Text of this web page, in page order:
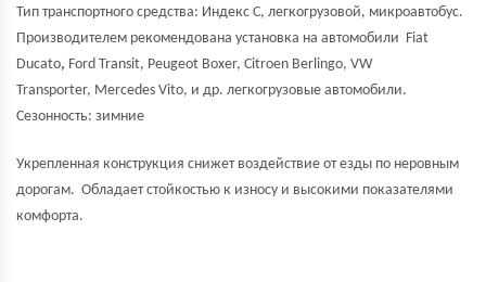
Тип транспортного средства: Индекс С, легкогрузовой, микроавтобус.
Производителем рекомендована установка на автомобили Fiat
Ducato, Ford Transit, Peugeot Boxer, Citroen Berlingo, VW
Transporter, Mercedes Vito, и др. легкогрузовые автомобили.
Сезонность: зимние
Укрепленная конструкция снижет воздействие от езды по неровным
дорогам. Обладает стойкостью к износу и высокими показателями
комфорта.